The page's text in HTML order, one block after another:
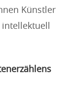
Künstler